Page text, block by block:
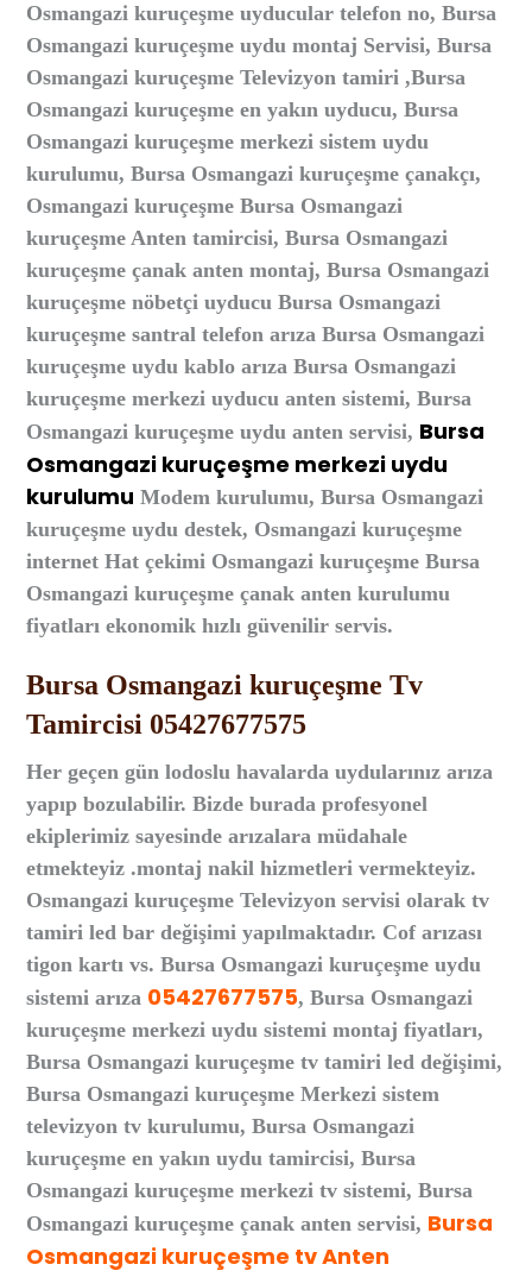
Osmangazi kuruçeşme uyducular telefon no, Bursa
Osmangazi kuruçeşme uydu montaj Servisi, Bursa
Osmangazi kuruçeşme Televizyon tamiri ,Bursa
Osmangazi kuruçeşme en yakın uyducu, Bursa
Osmangazi kuruçeşme merkezi sistem uydu
kurulumu, Bursa Osmangazi kuruçeşme çanakçı,
Osmangazi kuruçeşme Bursa Osmangazi
kuruçeşme Anten tamircisi, Bursa Osmangazi
kuruçeşme çanak anten montaj, Bursa Osmangazi
kuruçeşme nöbetçi uyducu Bursa Osmangazi
kuruçeşme santral telefon arıza Bursa Osmangazi
kuruçeşme uydu kablo arıza Bursa Osmangazi
kuruçeşme merkezi uyducu anten sistemi, Bursa
Osmangazi kuruçeşme uydu anten servisi, Bursa
Osmangazi kuruçeşme merkezi uydu
kurulumu Modem kurulumu, Bursa Osmangazi
kuruçeşme uydu destek, Osmangazi kuruçeşme
internet Hat çekimi Osmangazi kuruçeşme Bursa
Osmangazi kuruçeşme çanak anten kurulumu
fiyatları ekonomik hızlı güvenilir servis.
Bursa Osmangazi kuruçeşme Tv
Tamircisi 05427677575
Her geçen gün lodoslu havalarda uydularınız arıza
yapıp bozulabilir. Bizde burada profesyonel
ekiplerimiz sayesinde arızalara müdahale
etmekteyiz .montaj nakil hizmetleri vermekteyiz.
Osmangazi kuruçeşme Televizyon servisi olarak tv
tamiri led bar değişimi yapılmaktadır. Cof arızası
tigon kartı vs. Bursa Osmangazi kuruçeşme uydu
sistemi arıza 05427677575, Bursa Osmangazi
kuruçeşme merkezi uydu sistemi montaj fiyatları,
Bursa Osmangazi kuruçeşme tv tamiri led değişimi,
Bursa Osmangazi kuruçeşme Merkezi sistem
televizyon tv kurulumu, Bursa Osmangazi
kuruçeşme en yakın uydu tamircisi, Bursa
Osmangazi kuruçeşme merkezi tv sistemi, Bursa
Osmangazi kuruçeşme çanak anten servisi, Bursa
Osmangazi kuruçeşme tv Anten